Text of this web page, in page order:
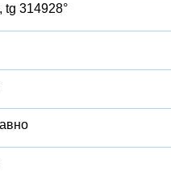
tg 314928°